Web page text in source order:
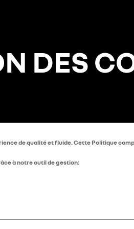
DES
de qualité et fluide. Cette Politique
à notre outil de gestion: